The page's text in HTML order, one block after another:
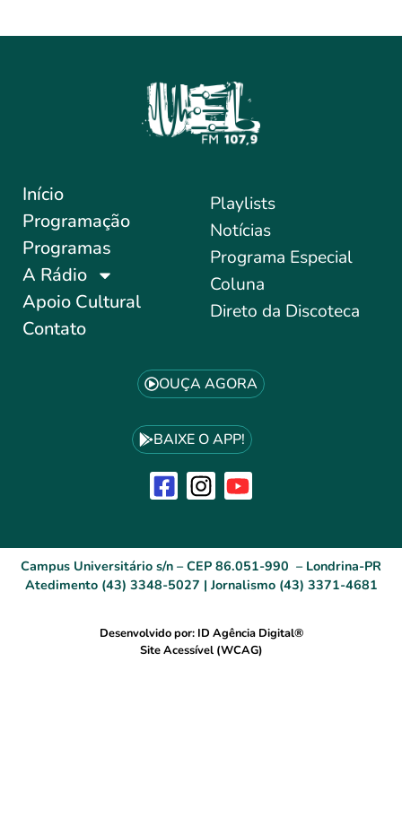
Início
Programação
Programas
A Rádio
Apoio Cultural
Contato
Playlists
Notícias
Programa Especial
Coluna
Direto da Discoteca
OUÇA AGORA
BAIXE O APP!
Campus Universitário s/n – CEP 86.051-990 – Londrina-PR
Atedimento (43) 3348-5027 | Jornalismo (43) 3371-4681
Desenvolvido por: ID Agência Digital®
Site Acessível (WCAG)